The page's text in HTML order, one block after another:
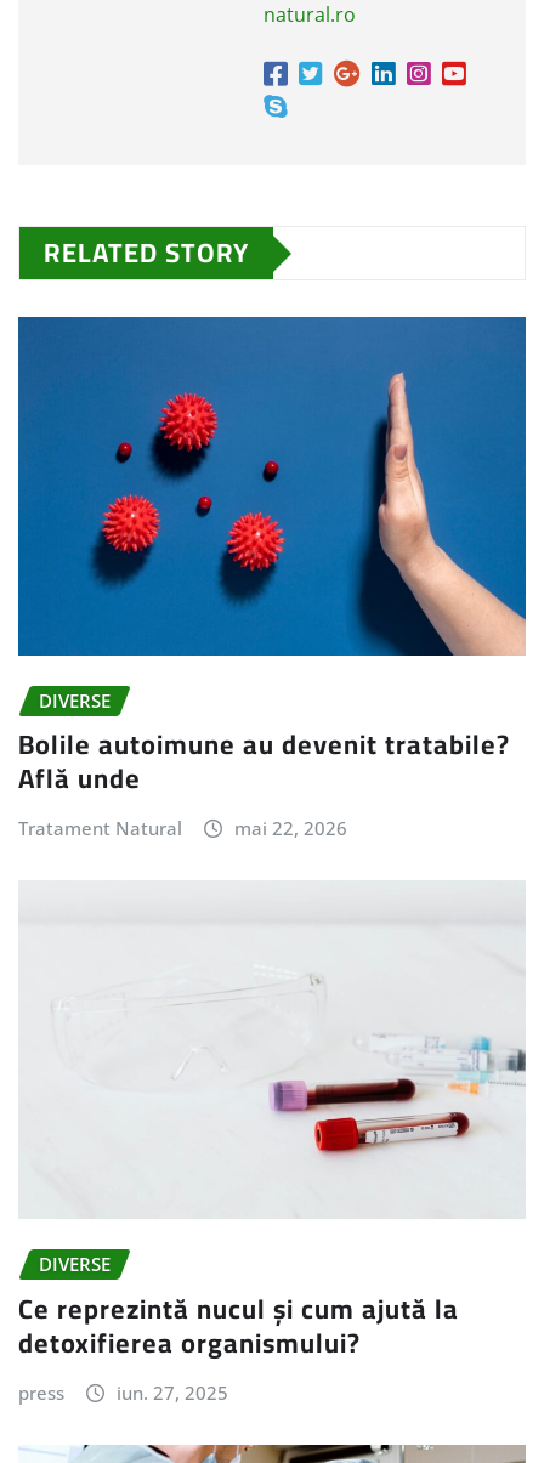
natural.ro
RELATED STORY
DIVERSE
Bolile autoimune au devenit tratabile?
Află unde
Tratament Natural mai 22, 2026
DIVERSE
Ce reprezintă nucul și cum ajută la
detoxifierea organismului?
press iun. 27, 2025